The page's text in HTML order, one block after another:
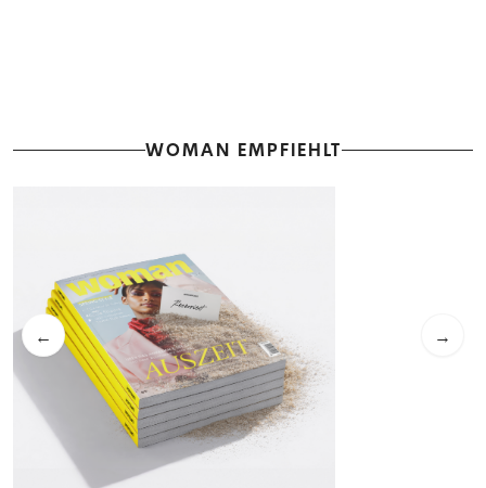
WOMAN EMPFIEHLT
← →